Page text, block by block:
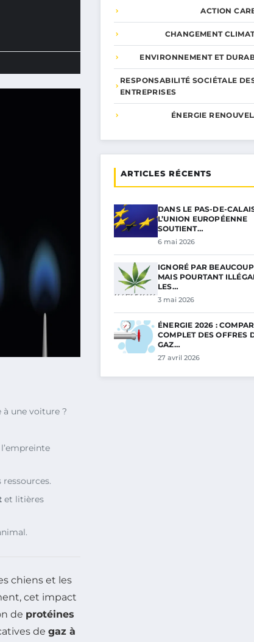
à une voiture ?
et litières
chiens et les
cet impact
de protéines
de gaz à
ACTION
CHANGEMENT
ENVIRONNEMENT ET
RESPONSABILITÉ SOCIÉTALE
ENTREPRISES
ÉNERGIE
ARTICLES RÉCENTS
DANS LE PAS-DE-
L’UNION EUROPÉENNE
SOUTIENT…
6 mai 2026
IGNORÉ PAR BEAUCOUP
MAIS POURTANT
LES…
3 mai 2026
ÉNERGIE 2026 :
COMPLET DES OFFRES
GAZ…
27 avril 2026